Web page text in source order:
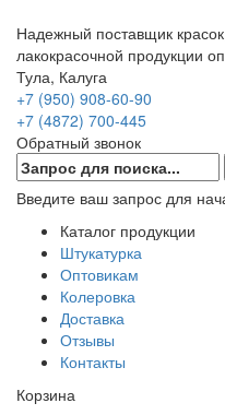
Надежный поставщик
лакокрасочной продукции
Тула, Калуга
+7 (950) 908-60-90
+7 (4872) 700-445
Обратный звонок
Введите ваш запрос для
Каталог продукции
Штукатурка
Оптовикам
Колеровка
Доставка
Отзывы
Контакты
Корзина